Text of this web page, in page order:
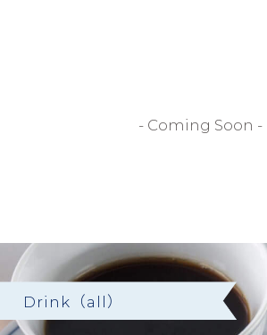
- Coming Soon -
Drink（all）